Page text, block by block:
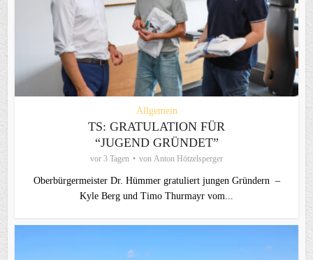
Allgemein
TS: GRATULATION FÜR
“JUGEND GRÜNDET”
vor 3 Tagen von Anton Hötzelsperger
Oberbürgermeister Dr. Hümmer gratuliert jungen Gründern –
Kyle Berg und Timo Thurmayr vom...